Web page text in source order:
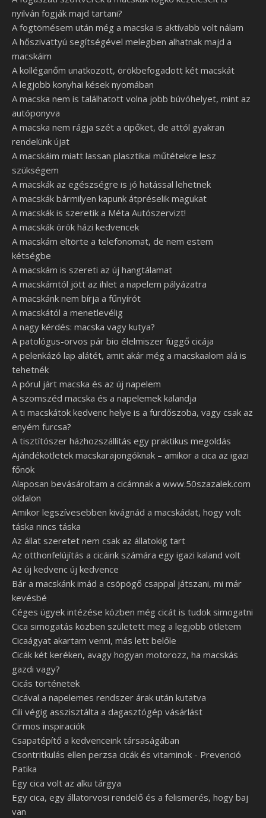
nyilván fogják majd tartani?
A fogtömésem után még a macska is aktívabb volt nálam
A hőszivattyú segítségével melegben alhatnak majd a
macskáim
A kolléganőm unatkozott, örökbefogadott két macskát
A legjobb konyhai kések nyomában
A macska nem is találhatott volna jobb búvóhelyet, mint az
autóponyva
A macska nem rágja szét a cipőket, de attól gyakran
rendelünk újat
A macskáim miatt lassan plasztikai műtétekre lesz
szükségem
A macskák az egészségre is jó hatással lehetnek
A macskák bármilyen kapunk átpréselik magukat
A macskák is szeretik a Méta Autószervizt!
A macskák örök házi kedvencek
A macskám eltörte a telefonomat, de nem estem
kétségbe
A macskám is szereti az új hangtálamat
A macskámtól jött az ihlet a napelem pályázatra
A macskánk nem bírja a fűnyírót
A macskától a menetlevélig
A nagy kérdés: macska vagy kutya?
A patológus-orvos pár bio élelmiszer függő cicája
A pelenkázó lap alátét, amit akár még a macskaalom alá is
tehetnék
A pórul járt macska és az új napelem
A szomszéd macska és a napelemek kalandja
A ti macskátok kedvenc helye is a fürdőszoba, vagy csak az
enyém furcsa?
A tisztítószer házhozszállítás egy praktikus megoldás
Ajándékötletek macskarajongóknak – amikor a cica az igazi
főnök
Alaposan bevásároltam a cicámnak a www.50szazalek.com
oldalon
Amikor legszívesebben kivágnád a macskádat, hogy volt
táska nincs táska
Az állat szeretet nem csak az állatokig tart
Az otthonfelújítás a cicáink számára egy igazi kaland volt
Az új kedvenc új kedvence
Bár a macskánk imád a csöpögő csappal játszani, mi már
kevésbé
Céges ügyek intézése közben még cicát is tudok simogatni
Cica simogatás közben született meg a legjobb ötletem
Cicaágyat akartam venni, más lett belőle
Cicák két keréken, avagy hogyan motorozz, ha macskás
gazdi vagy?
Cicás történetek
Cicával a napelemes rendszer árak után kutatva
Cili végig asszisztálta a dagasztógép vásárlást
Cirmos inspiraciók
Csapatépítő a kedvenceink társaságában
Csontritkulás ellen perzsa cicák és vitaminok - Prevenció
Patika
Egy cica volt az alku tárgya
Egy cica, egy állatorvosi rendelő és a felismerés, hogy baj
van